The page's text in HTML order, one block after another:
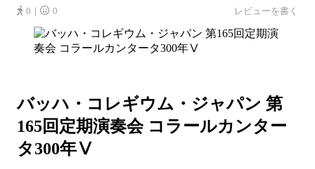
0｜ 0 レビューを書く
バッハ・コレギウム・ジャパン 第
165回定期演奏会 コラールカンター
タ300年Ⅴ